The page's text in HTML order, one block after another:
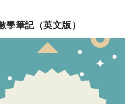
學筆記（英文版）